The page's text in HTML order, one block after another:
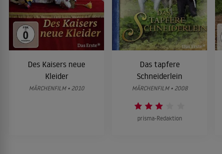
Des Kaisers neue
Kleider
MÄRCHENFILM • 2010
Das tapfere
Schneiderlein
MÄRCHENFILM • 2008
prisma-Redaktion